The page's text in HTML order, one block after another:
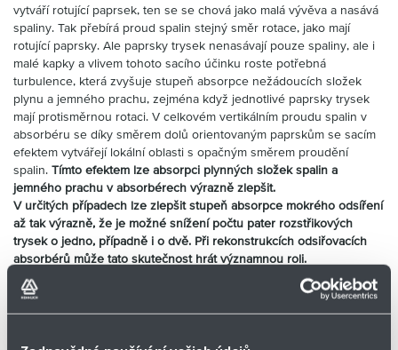
vytváří rotující paprsek, ten se se chová jako malá vývěva a nasává
spaliny. Tak přebírá proud spalin stejný směr rotace, jako mají
rotující paprsky. Ale paprsky trysek nenasávají pouze spaliny, ale i
malé kapky a vlivem tohoto sacího účinku roste potřebná
turbulence, která zvyšuje stupeň absorpce nežádoucích složek
plynu a jemného prachu, zejména když jednotlivé paprsky trysek
mají protisměrnou rotaci. V celkovém vertikálním proudu spalin v
absorbéru se díky směrem dolů orientovaným paprskům se sacím
efektem vytvářejí lokální oblasti s opačným směrem proudění
spalin. Tímto efektem lze absorpci plynných složek spalin a
jemného prachu v absorbérech výrazně zlepšit.
V určitých případech lze zlepšit stupeň absorpce mokrého odsíření
až tak výrazně, že je možné snížení počtu pater rozstřikových
trysek o jedno, případně i o dvě. Při rekonstrukcích odsiřovacích
absorbérů může tato skutečnost hrát významnou roli.
Odlučovače kapek pro absorbéry mokrého odsíření
Ke standardnímu vybavení absorbéru mokrého odsíření spalin patří
odlučovače kapek, jejichž úloha je zabránit úletu kapek vápenné